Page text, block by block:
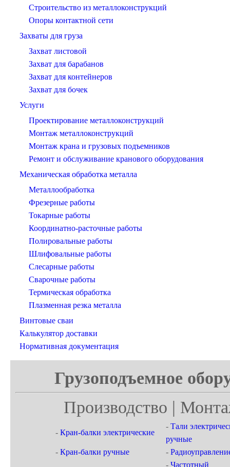
Строительство из металлоконструкций
Опоры контактной сети
Захваты для груза
Захват листовой
Захват для барабанов
Захват для контейнеров
Захват для бочек
Услуги
Проектирование металлоконструкций
Монтаж металлоконструкций
Монтаж крана и грузовых подъемников
Ремонт и обслуживание кранового оборудования
Механическая обработка металла
Металлообработка
Фрезерные работы
Токарные работы
Координатно-расточные работы
Полировальные работы
Шлифовальные работы
Слесарные работы
Сварочные работы
Термическая обработка
Плазменная резка металла
Винтовые сваи
Калькулятор доставки
Нормативная документация
Грузоподъемное
Производство |
- Кран-балки электрические
- Тали
ручные
- Кран-балки ручные -
- Частотный